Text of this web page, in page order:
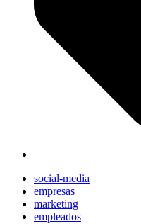
social-media
empresas
marketing
empleados